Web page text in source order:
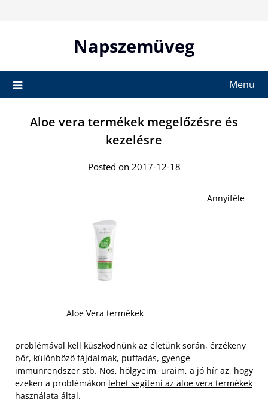
Napszemüveg
Menu
Aloe vera termékek megelőzésre és
kezelésre
Posted on 2017-12-18
Aloe Vera termékek
Annyiféle
problémával kell küszködnünk az életünk során, érzékeny
bőr, különböző fájdalmak, puffadás, gyenge
immunrendszer stb. Nos, hölgyeim, uraim, a jó hír az, hogy
ezeken a problémákon lehet segíteni az aloe vera termékek
használata által.